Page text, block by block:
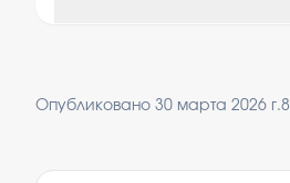
Опубликовано 30 марта 2026 г.8